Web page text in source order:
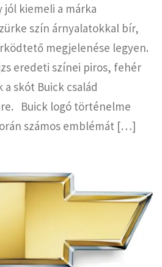
jól kiemeli a márka
szín árnyalatokkal bír,
megjelenése legyen.
eredeti színei piros, fehér
skót Buick család
Buick logó történelme
számos emblémát […]